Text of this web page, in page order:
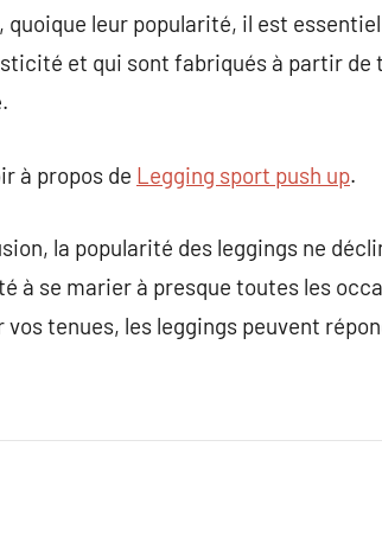
quoique leur popularité, il est
et qui sont fabriqués à partir
à propos de Legging sport push up.
la popularité des leggings ne
à se marier à presque toutes les
vos tenues, les leggings peuvent